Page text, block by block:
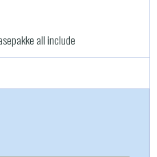
all include